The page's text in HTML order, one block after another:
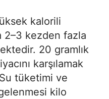
kalorili
2–3 kezden fazla
20 gramlık
karşılamak
tüketimi ve
kilo